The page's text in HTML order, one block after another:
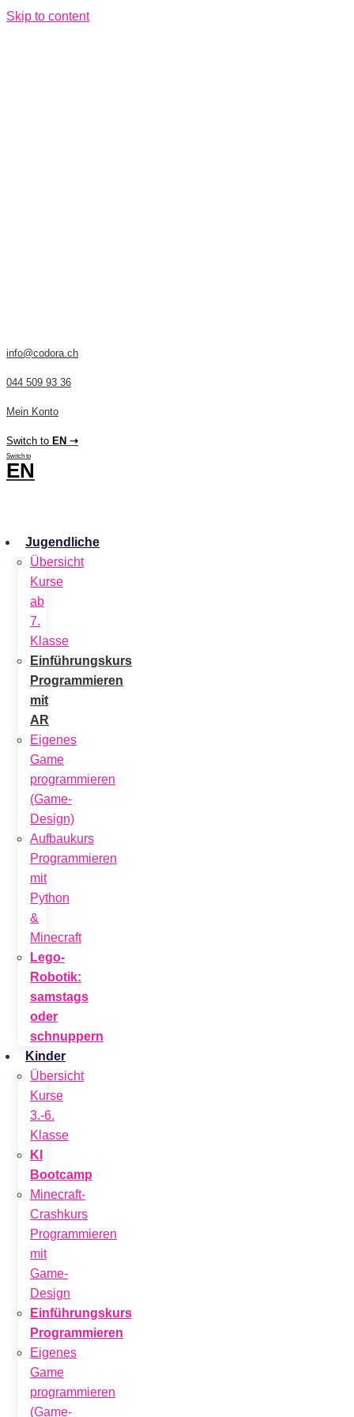
Skip to content
info@codora.ch
044 509 93 36
Mein Konto
Switch to EN ➝
Switch to
EN
Jugendliche
Übersicht
Kurse
ab
7.
Klasse
Einführungskurs
Programmieren
mit
AR
Eigenes
Game
programmieren
(Game-
Design)
Aufbaukurs
Programmieren
mit
Python
&
Minecraft
Lego-
Robotik:
samstags
oder
schnuppern
Kinder
Übersicht
Kurse
3.-6.
Klasse
KI
Bootcamp
Minecraft-
Crashkurs
Programmieren
mit
Game-
Design
Einführungskurs
Programmieren
Eigenes
Game
programmieren
(Game-